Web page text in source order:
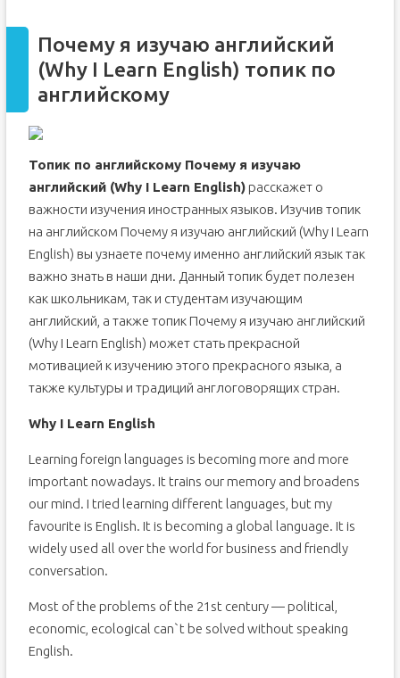
Why I Learn English
Почему я изучаю английский
Топик по английскому языку "Why Do We Learn the
Почему я изучаю английский
(Why I Learn English) топик по
английскому
Топик по английскому Почему я изучаю
английский (Why I Learn English)расскажет о
важности изучения иностранных языков. Изучив топик
на английском Почему я изучаю английский (Why I Learn
English) вы узнаете почему именно английский язык так
важно знать в наши дни. Данный топик будет полезен
как школьникам, так и студентам изучающим
английский, а также топик Почему я изучаю английский
(Why I Learn English) может стать прекрасной
мотивацией к изучению этого прекрасного языка, а
также культуры и традиций англоговорящих стран.
Why I Learn English
Learning foreign languages is becoming more and more
important nowadays. It trains our memory and broadens
our mind. I tried learning different languages, but my
favourite is English. It is becoming a global language. It is
widely used all over the world for business and friendly
conversation.
Most of the problems of the 21st century — political,
economic, ecological can`t be solved without speaking
English.